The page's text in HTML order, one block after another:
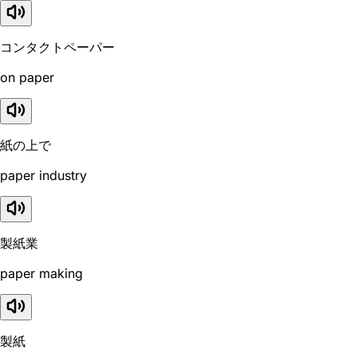
コンタクトペーパー
on paper
紙の上で
paper industry
製紙業
paper making
製紙